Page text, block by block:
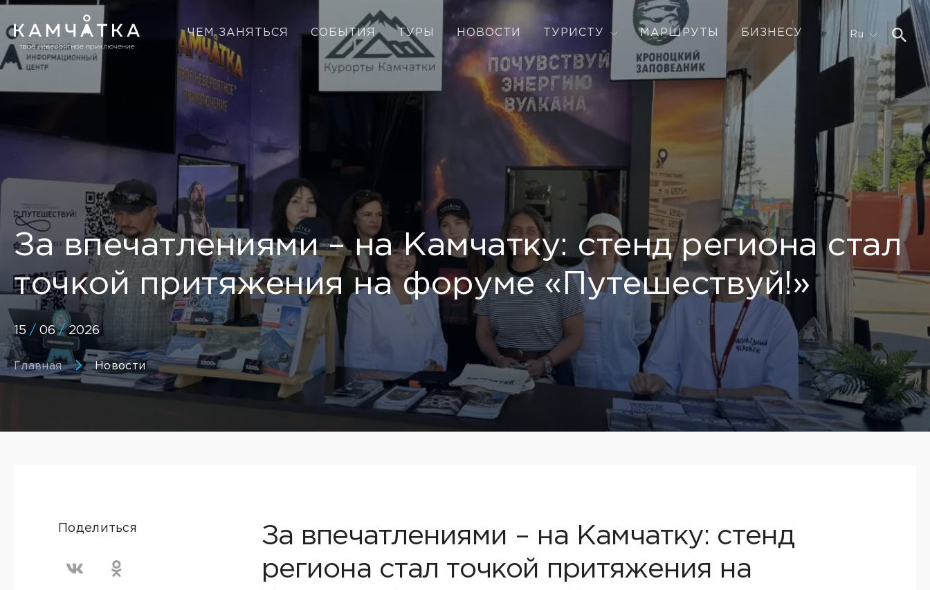
ЧЕМ ЗАНЯТЬСЯ СОБЫТИЯ ТУРЫ НОВОСТИ ТУРИСТУ МАРШРУТЫ БИЗНЕСУ Ru
За впечатлениями – на Камчатку: стенд региона стал
точкой притяжения на форуме «Путешествуй!»
15 / 06/2026
Главная Новости
Поделиться
За впечатлениями – на Камчатку: стенд
региона стал точкой притяжения на